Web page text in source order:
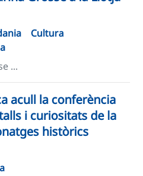
Cultura
...
acull la conferència
i curiositats de la
històrics